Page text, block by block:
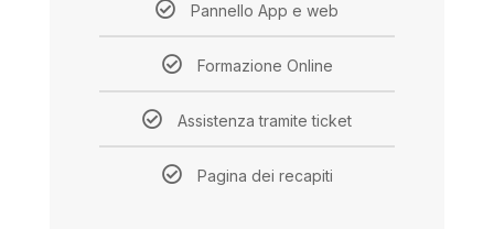
Pannello App e web
Formazione Online
Assistenza tramite ticket
Pagina dei recapiti